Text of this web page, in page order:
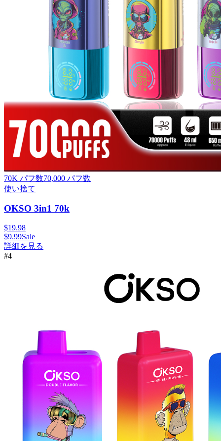
70K パフ数70,000 パフ数
使い捨て
OKSO 3in1 70k
$19.98
$9.99Sale
詳細を見る
#4